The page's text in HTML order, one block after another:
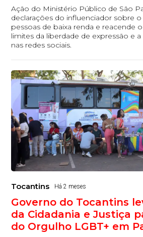
Ação do Ministério Público de São
declarações do influenciador sobre
pessoas de baixa renda e reacende
limites da liberdade de expressão e
nas redes sociais.
Tocantins Há 2 meses
Governo do Tocantins
da Cidadania e Justiça
do Orgulho LGBT+ em